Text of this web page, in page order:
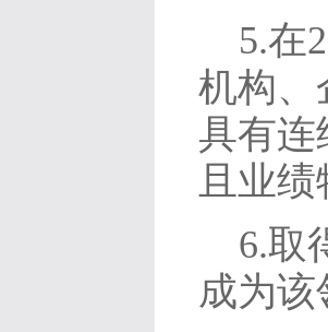
5.在
机构、
具有连
且业绩
6.取
成为